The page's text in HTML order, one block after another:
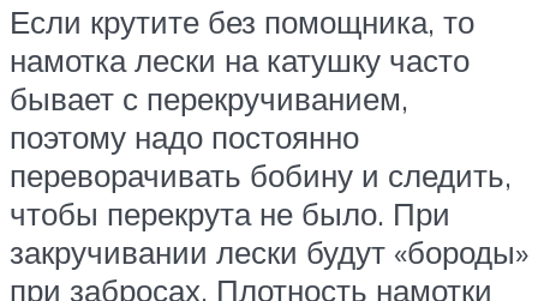
Если крутите без помощника, то
намотка лески на катушку часто
бывает с перекручиванием,
поэтому надо постоянно
переворачивать бобину и следить,
чтобы перекрута не было. При
закручивании лески будут «бороды»
при забросах. Плотность намотки